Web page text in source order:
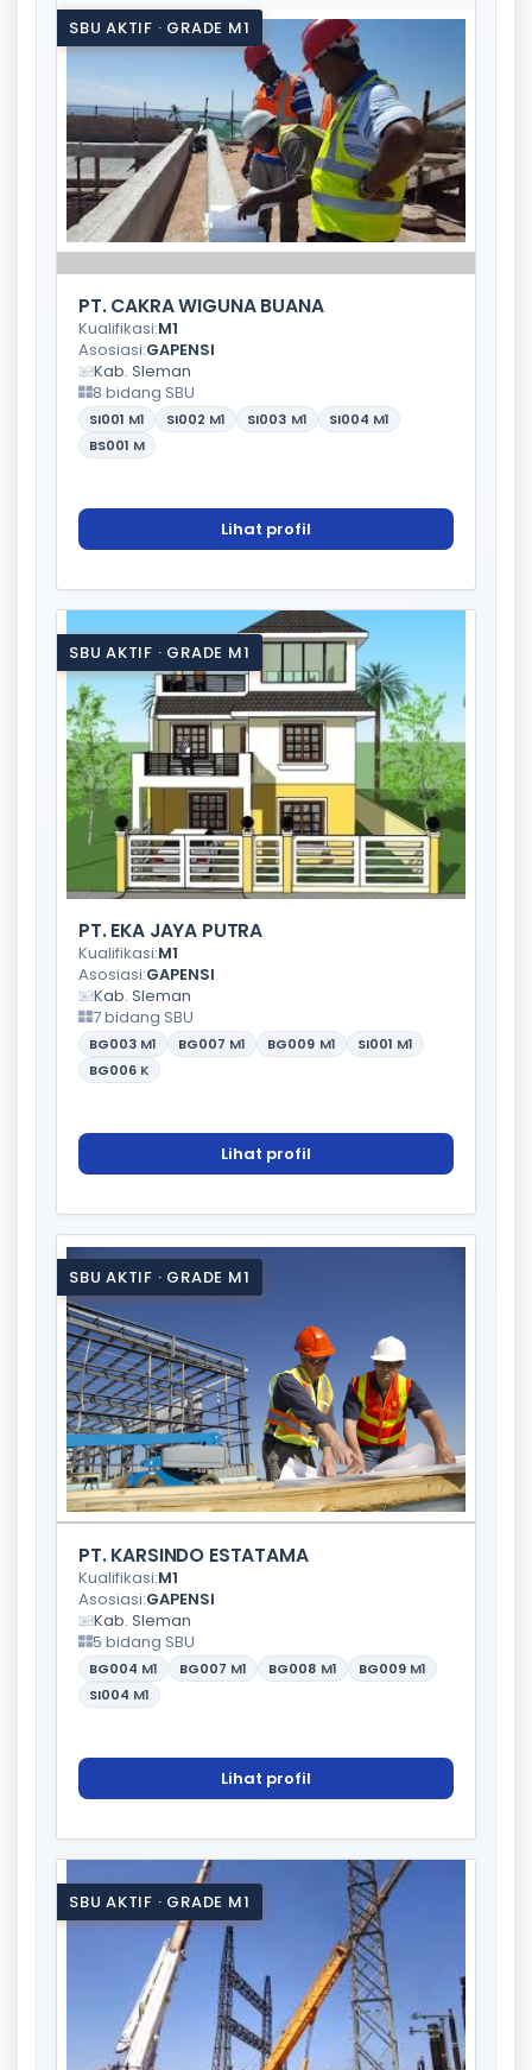
SBU AKTIF · GRADE M1
PT. CAKRA WIGUNA BUANA
Kualifikasi:M1
Asosiasi:GAPENSI
Kab. Sleman
8 bidang SBU
SI001 M1 SI002 M1 SI003 M1 SI004 M1
BS001 M
Lihat profil
SBU AKTIF · GRADE M1
PT. EKA JAYA PUTRA
Kualifikasi:M1
Asosiasi:GAPENSI
Kab. Sleman
7 bidang SBU
BG003 M1 BG007 M1 BG009 M1 SI001 M1
BG006 K
Lihat profil
SBU AKTIF · GRADE M1
PT. KARSINDO ESTATAMA
Kualifikasi:M1
Asosiasi:GAPENSI
Kab. Sleman
5 bidang SBU
BG004 M1 BG007 M1 BG008 M1 BG009 M1
SI004 M1
Lihat profil
SBU AKTIF · GRADE M1